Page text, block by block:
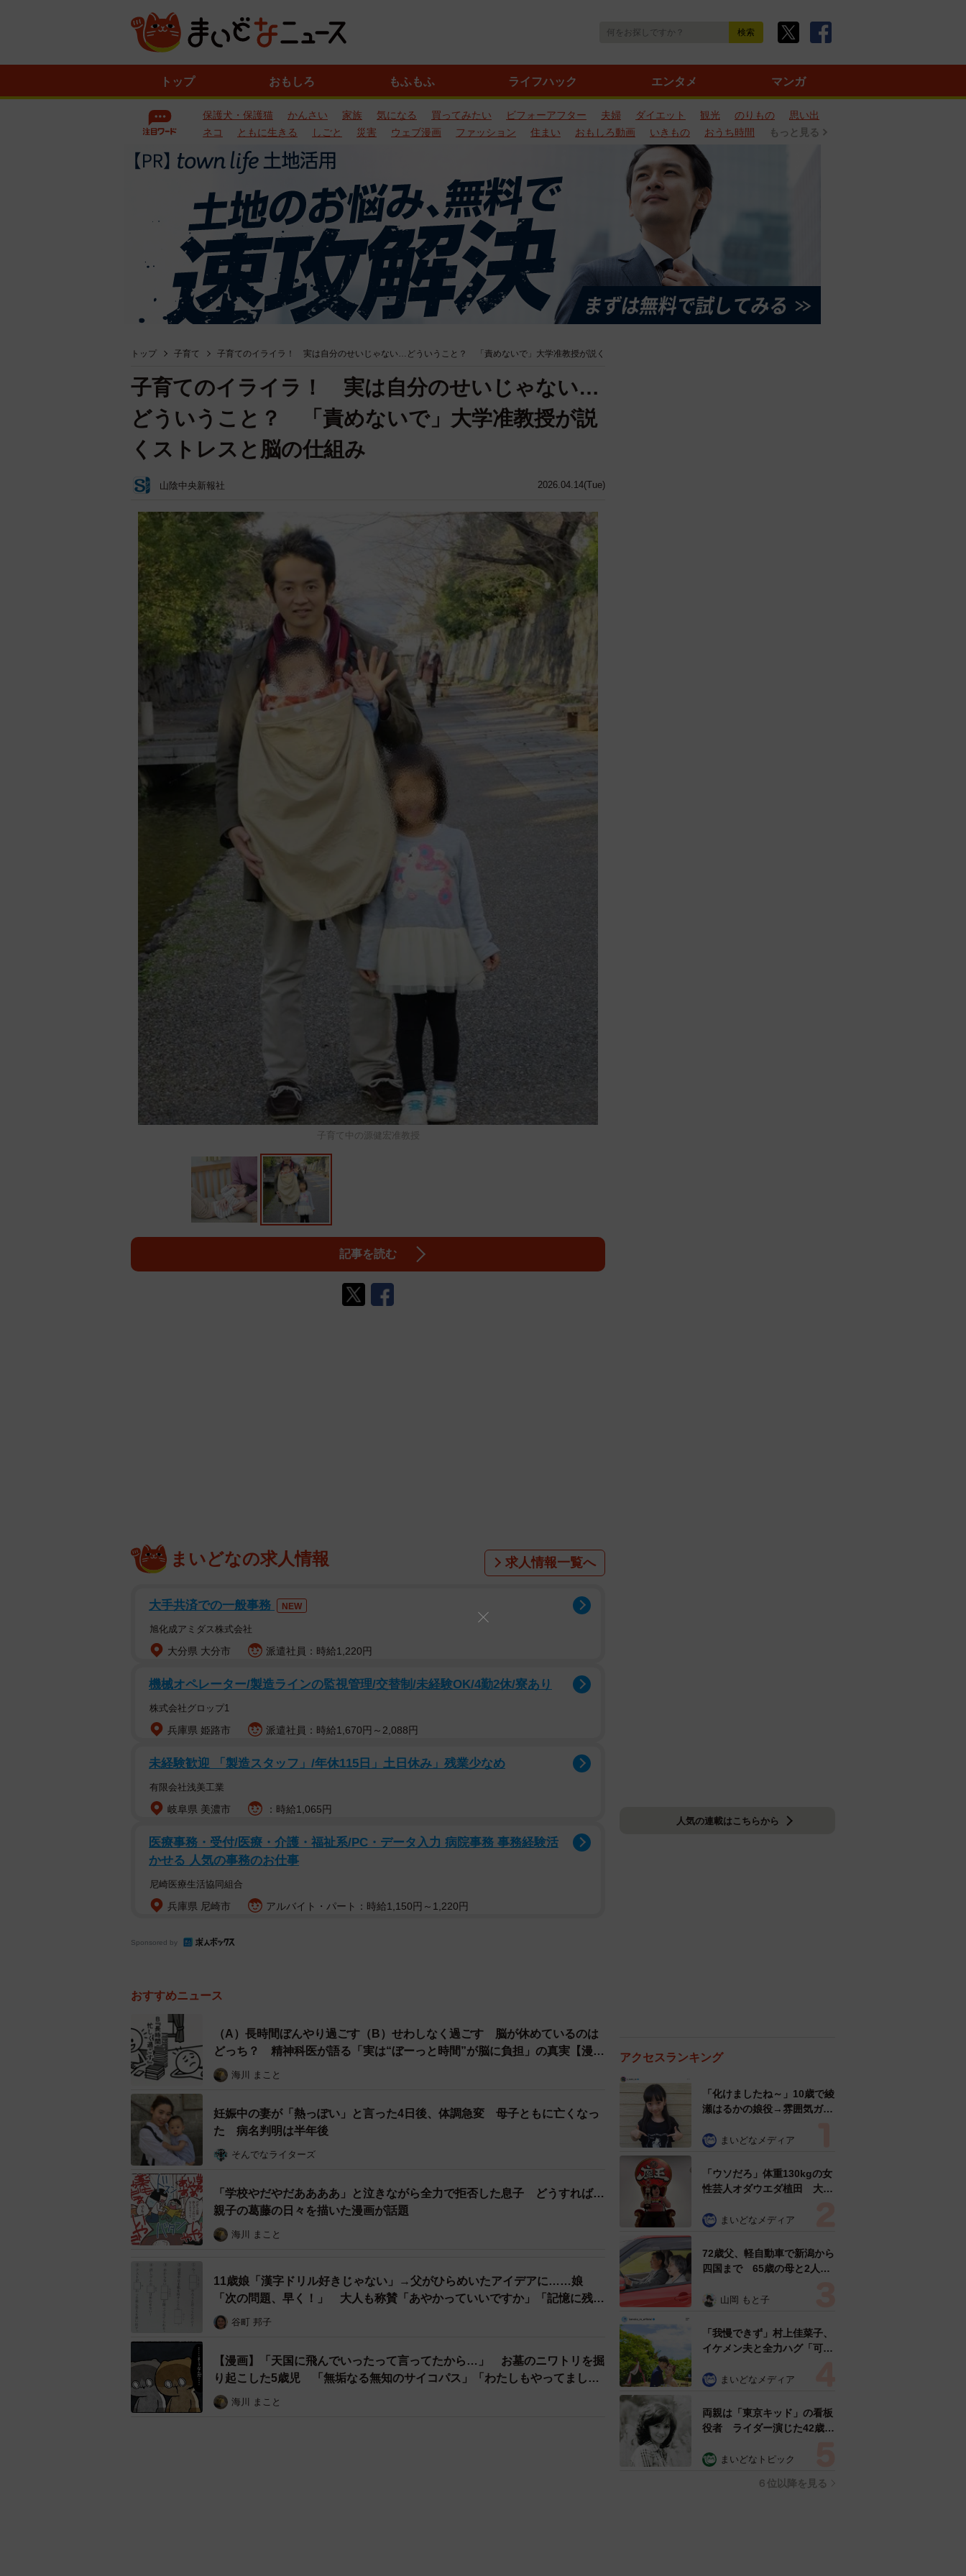
トップ おもしろ もふもふ ライフハック エンタメ マンガ
保護犬・保護猫 かんさい 家族 気になる 買ってみたい ビフォーアフター 夫婦 ダイエット 観光 のりもの
思い出
ネコ
ともに生きる しごと 災害 ウェブ漫画 ファッション 住まい おもしろ動画 いきもの おうち時間 もっと見る
トップ 子育て 子育てのイライラ！ 実は自分のせいじゃない…どういうこと？ 「責めないで」大学准教授が説く
2026.04.14(Tue)
子育てのイライラ！ 実は自分のせいじゃない…
どういうこと？ 「責めないで」大学准教授が説
くストレスと脳の仕組み
山陰中央新報社
子育て中の源健宏准教授
記事を読む
まいどなの求人情報 求人情報一覧へ
大手共済での一般事務 NEW
旭化成アミダス株式会社
大分県 大分市 派遣社員：時給1,220円
機械オペレーター/製造ラインの監視管理/交替制/未経験OK/4勤2休/寮あり
株式会社グロップ1
兵庫県 姫路市 派遣社員：時給1,670円～2,088円
未経験歓迎 「製造スタッフ」/年休115日」土日休み」残業少なめ
有限会社浅美工業
岐阜県 美濃市 ：時給1,065円
医療事務・受付/医療・介護・福祉系/PC・データ入力 病院事務 事務経験活
かせる 人気の事務のお仕事
尼崎医療生活協同組合
兵庫県 尼崎市 アルバイト・パート：時給1,150円～1,220円
Sponsored by
おすすめニュース
（A）長時間ぼんやり過ごす（B）せわしなく過ごす 脳が休めているのは
どっち？ 精神科医が語る「実は“ぼーっと時間”が脳に負担」の真実【漫
画】
海川 まこと
妊娠中の妻が「熱っぽい」と言った4日後、体調急変 母子ともに亡くなっ
た 病名判明は半年後
そんでなライターズ
「学校やだやだああああ」と泣きながら全力で拒否した息子 どうすれば…
親子の葛藤の日々を描いた漫画が話題
海川 まこと
11歳娘「漢字ドリル好きじゃない」→父がひらめいたアイデアに……娘
「次の問題、早く！」 大人も称賛「あやかっていいですか」「記憶に残り
やすい」
谷町 邦子
【漫画】「天国に飛んでいったって言ってたから…」 お墓のニワトリを掘
り起こした5歳児 「無垢なる無知のサイコパス」「わたしもやってまし
た！」
海川 まこと
人気の連載はこちらから
アクセスランキング
「化けましたね～」10歳で綾
瀬はるかの娘役→雰囲気ガラ
雰囲気が」「宝塚に入れそ
まいどなメディア
「ウソだろ」体重130kgの女
性芸人オダウエダ植田 大学
で」 まいどなメディア
72歳父、軽自動車で新潟から
四国まで 65歳の母と2人で
憩まで分刻み… 「大学生で
山岡 もと子
「我慢できず」村上佳菜子、
イケメン夫と全力ハグ「可愛
まいどなメディア
両親は「東京キッド」の看板
役者 ライダー演じた42歳元
ングフォト」計画を明言
まいどなトピック
６位以降を見る